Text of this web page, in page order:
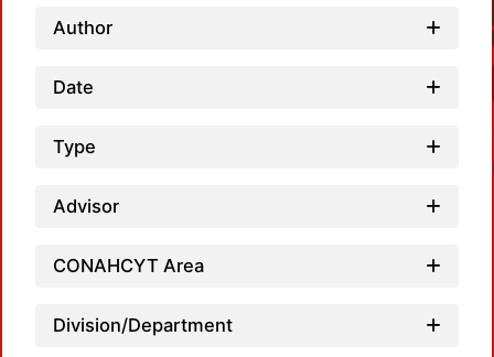
Author
Date
Type
Advisor
CONAHCYT Area
Division/Department